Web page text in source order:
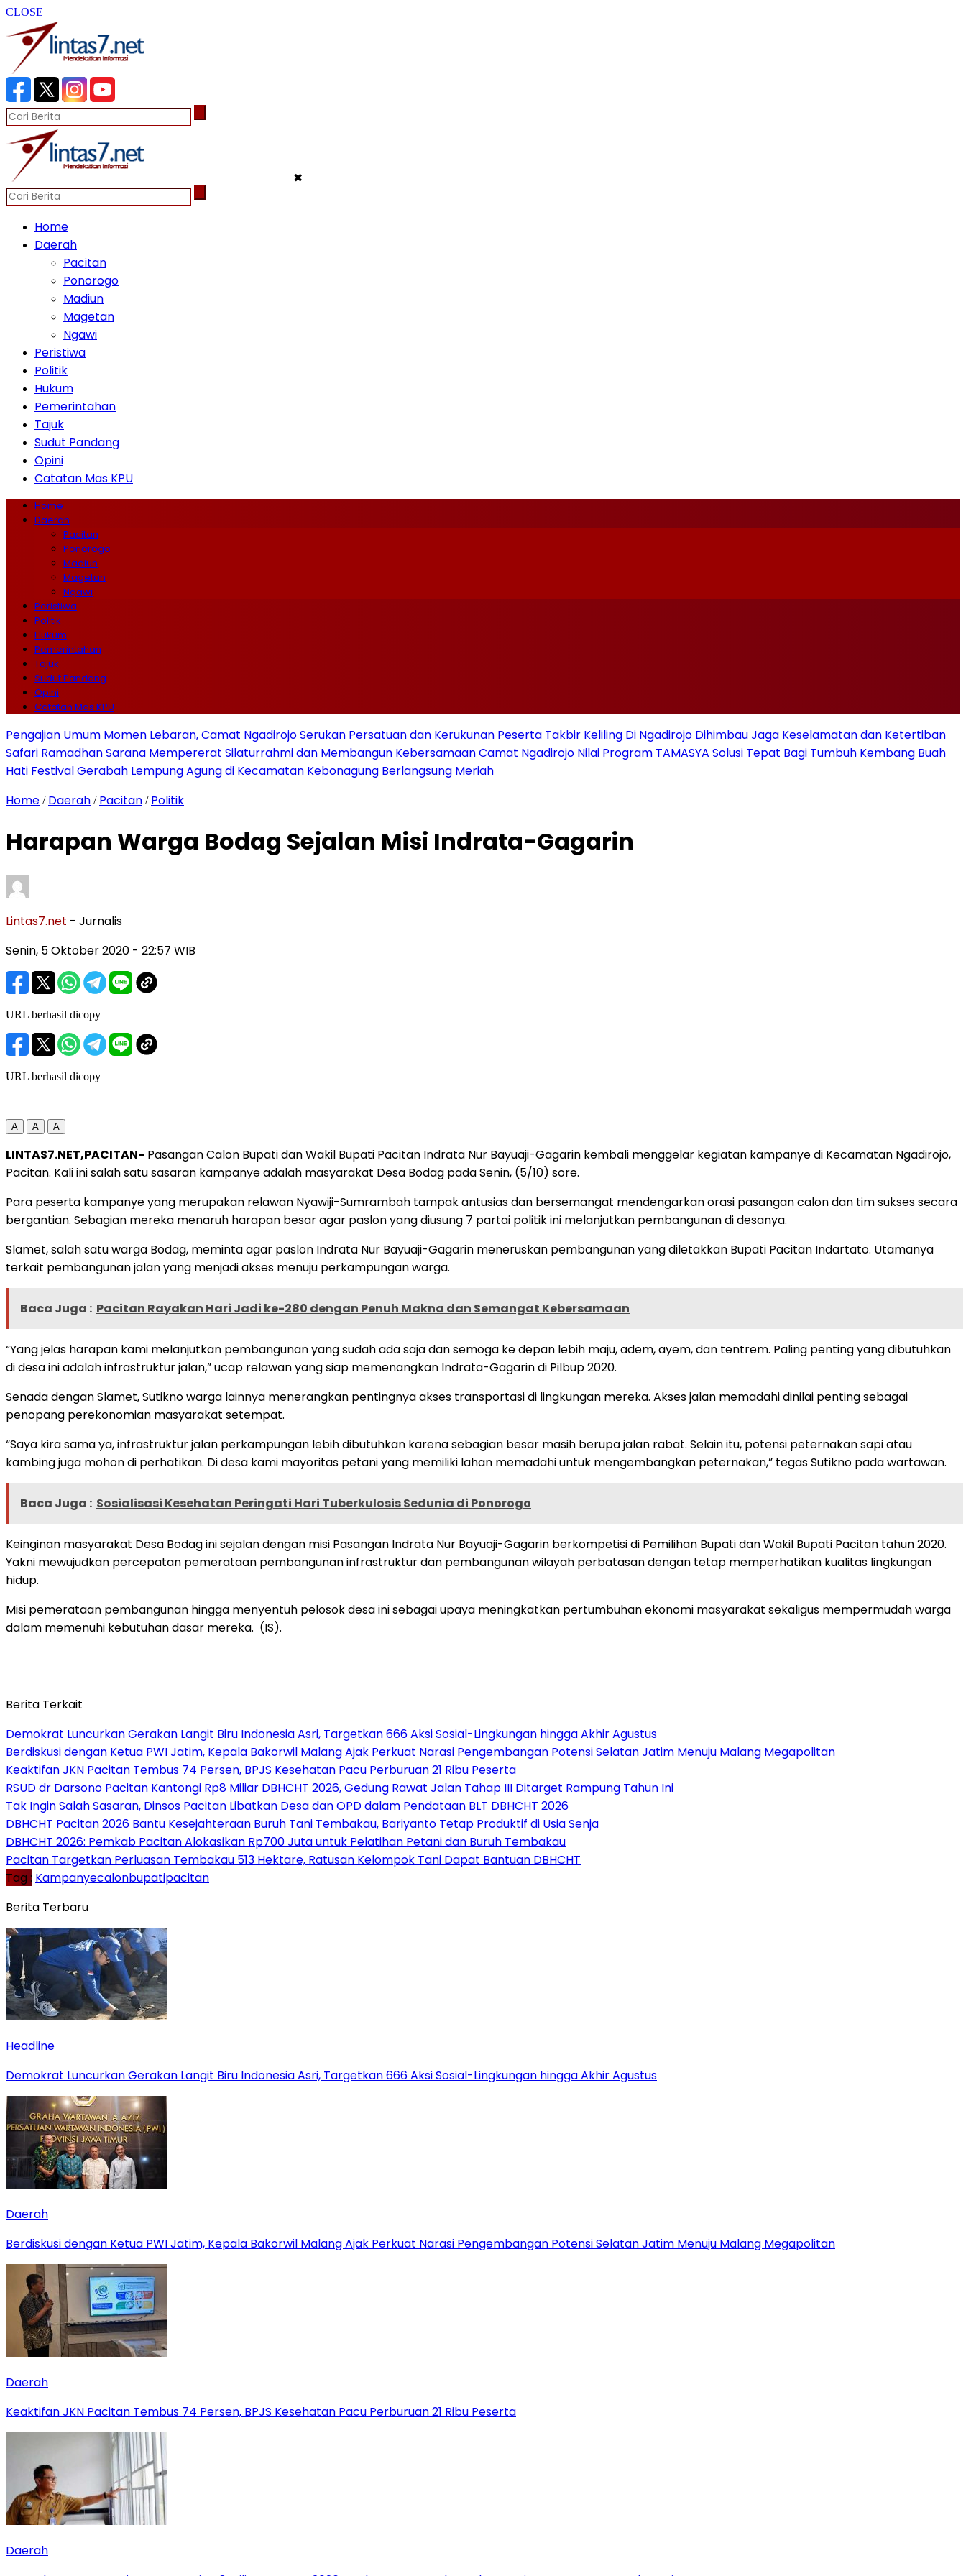
CLOSE
✖
Home
Daerah
Pacitan
Ponorogo
Madiun
Magetan
Ngawi
Peristiwa
Politik
Hukum
Pemerintahan
Tajuk
Sudut Pandang
Opini
Catatan Mas KPU
Home
Daerah
Pacitan
Ponorogo
Madiun
Magetan
Ngawi
Peristiwa
Politik
Hukum
Pemerintahan
Tajuk
Sudut Pandang
Opini
Catatan Mas KPU
Pengajian Umum Momen Lebaran, Camat Ngadirojo Serukan Persatuan dan Kerukunan Peserta Takbir Keliling Di Ngadirojo Dihimbau Jaga Keselamatan dan Ketertiban
Safari Ramadhan Sarana Mempererat Silaturrahmi dan Membangun KebersamaanCamat Ngadirojo Nilai Program TAMASYA Solusi Tepat Bagi Tumbuh Kembang Buah
Hati Festival Gerabah Lempung Agung di Kecamatan Kebonagung Berlangsung Meriah
Home / Daerah / Pacitan / Politik
Harapan Warga Bodag Sejalan Misi Indrata-Gagarin
Lintas7.net - Jurnalis
Senin, 5 Oktober 2020 - 22:57 WIB
URL berhasil dicopy
URL berhasil dicopy
A A A
LINTAS7.NET,PACITAN- Pasangan Calon Bupati dan Wakil Bupati Pacitan Indrata Nur Bayuaji-Gagarin kembali menggelar kegiatan kampanye di Kecamatan Ngadirojo,
Pacitan. Kali ini salah satu sasaran kampanye adalah masyarakat Desa Bodag pada Senin, (5/10) sore.
Para peserta kampanye yang merupakan relawan Nyawiji-Sumrambah tampak antusias dan bersemangat mendengarkan orasi pasangan calon dan tim sukses secara
bergantian. Sebagian mereka menaruh harapan besar agar paslon yang diusung 7 partai politik ini melanjutkan pembangunan di desanya.
Slamet, salah satu warga Bodag, meminta agar paslon Indrata Nur Bayuaji-Gagarin meneruskan pembangunan yang diletakkan Bupati Pacitan Indartato. Utamanya
terkait pembangunan jalan yang menjadi akses menuju perkampungan warga.
Baca Juga : Pacitan Rayakan Hari Jadi ke-280 dengan Penuh Makna dan Semangat Kebersamaan
“Yang jelas harapan kami melanjutkan pembangunan yang sudah ada saja dan semoga ke depan lebih maju, adem, ayem, dan tentrem. Paling penting yang dibutuhkan
di desa ini adalah infrastruktur jalan,” ucap relawan yang siap memenangkan Indrata-Gagarin di Pilbup 2020.
Senada dengan Slamet, Sutikno warga lainnya menerangkan pentingnya akses transportasi di lingkungan mereka. Akses jalan memadahi dinilai penting sebagai
penopang perekonomian masyarakat setempat.
“Saya kira sama ya, infrastruktur jalan perkampungan lebih dibutuhkan karena sebagian besar masih berupa jalan rabat. Selain itu, potensi peternakan sapi atau
kambing juga mohon di perhatikan. Di desa kami mayoritas petani yang memiliki lahan memadahi untuk mengembangkan peternakan,” tegas Sutikno pada wartawan.
Baca Juga : Sosialisasi Kesehatan Peringati Hari Tuberkulosis Sedunia di Ponorogo
Keinginan masyarakat Desa Bodag ini sejalan dengan misi Pasangan Indrata Nur Bayuaji-Gagarin berkompetisi di Pemilihan Bupati dan Wakil Bupati Pacitan tahun 2020.
Yakni mewujudkan percepatan pemerataan pembangunan infrastruktur dan pembangunan wilayah perbatasan dengan tetap memperhatikan kualitas lingkungan
hidup.
Misi pemerataan pembangunan hingga menyentuh pelosok desa ini sebagai upaya meningkatkan pertumbuhan ekonomi masyarakat sekaligus mempermudah warga
dalam memenuhi kebutuhan dasar mereka. (IS).
Berita Terkait
Demokrat Luncurkan Gerakan Langit Biru Indonesia Asri, Targetkan 666 Aksi Sosial-Lingkungan hingga Akhir Agustus
Berdiskusi dengan Ketua PWI Jatim, Kepala Bakorwil Malang Ajak Perkuat Narasi Pengembangan Potensi Selatan Jatim Menuju Malang Megapolitan
Keaktifan JKN Pacitan Tembus 74 Persen, BPJS Kesehatan Pacu Perburuan 21 Ribu Peserta
RSUD dr Darsono Pacitan Kantongi Rp8 Miliar DBHCHT 2026, Gedung Rawat Jalan Tahap III Ditarget Rampung Tahun Ini
Tak Ingin Salah Sasaran, Dinsos Pacitan Libatkan Desa dan OPD dalam Pendataan BLT DBHCHT 2026
DBHCHT Pacitan 2026 Bantu Kesejahteraan Buruh Tani Tembakau, Bariyanto Tetap Produktif di Usia Senja
DBHCHT 2026: Pemkab Pacitan Alokasikan Rp700 Juta untuk Pelatihan Petani dan Buruh Tembakau
Pacitan Targetkan Perluasan Tembakau 513 Hektare, Ratusan Kelompok Tani Dapat Bantuan DBHCHT
Tag : Kampanyecalonbupatipacitan
Berita Terbaru
Headline
Demokrat Luncurkan Gerakan Langit Biru Indonesia Asri, Targetkan 666 Aksi Sosial-Lingkungan hingga Akhir Agustus
Daerah
Berdiskusi dengan Ketua PWI Jatim, Kepala Bakorwil Malang Ajak Perkuat Narasi Pengembangan Potensi Selatan Jatim Menuju Malang Megapolitan
Daerah
Keaktifan JKN Pacitan Tembus 74 Persen, BPJS Kesehatan Pacu Perburuan 21 Ribu Peserta
Daerah